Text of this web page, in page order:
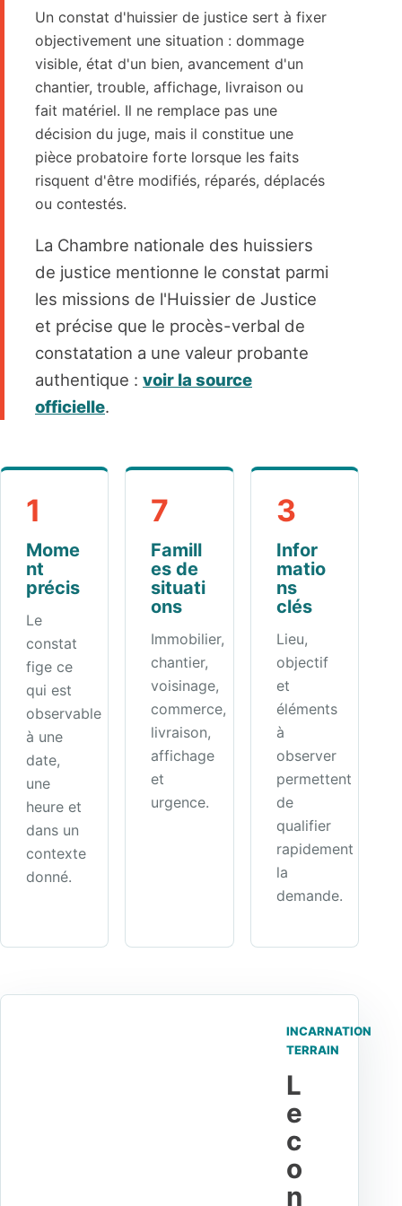
Un constat d'huissier de justice sert à fixer
objectivement une situation : dommage
visible, état d'un bien, avancement d'un
chantier, trouble, affichage, livraison ou
fait matériel. Il ne remplace pas une
décision du juge, mais il constitue une
pièce probatoire forte lorsque les faits
risquent d'être modifiés, réparés, déplacés
ou contestés.
La Chambre nationale des huissiers
de justice mentionne le constat parmi
les missions de l'Huissier de Justice
et précise que le procès-verbal de
constatation a une valeur probante
authentique : voir la source
officielle.
1
Mome
nt
précis
Le
constat
fige ce
qui est
observable
à une
date,
une
heure et
dans un
contexte
donné.
7
Famill
es de
situati
ons
Immobilier,
chantier,
voisinage,
commerce,
livraison,
affichage
et
urgence.
3
Infor
matio
ns
clés
Lieu,
objectif
et
éléments
à
observer
permettent
de
qualifier
rapidement
la
demande.
INCARNATION
TERRAIN
L
e
c
o
n